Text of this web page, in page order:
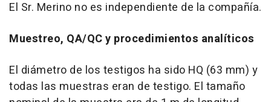
El Sr. Merino no es independiente de la compañía.
Muestreo, QA/QC y procedimientos analíticos
El diámetro de los testigos ha sido HQ (63 mm) y
todas las muestras eran de testigo. El tamaño